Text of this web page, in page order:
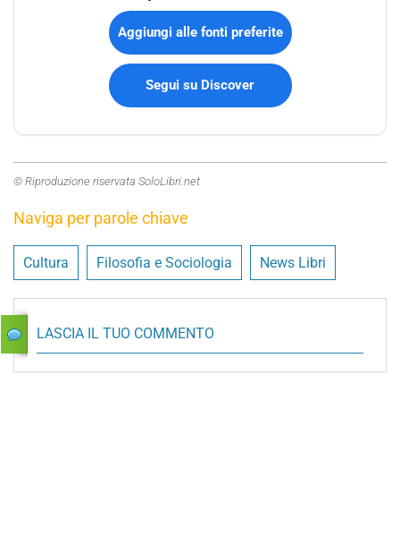
Aggiungi alle fonti preferite
Segui su Discover
© Riproduzione riservata SoloLibri.net
Naviga per parole chiave
Cultura Filosofia e Sociologia News Libri
LASCIA IL TUO COMMENTO